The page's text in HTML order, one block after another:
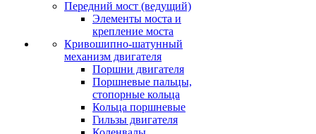
Передний мост (ведущий)
Элементы моста и
крепление моста
Кривошипно-шатунный
механизм двигателя
Поршни двигателя
Поршневые пальцы,
стопорные кольца
Кольца поршневые
Гильзы двигателя